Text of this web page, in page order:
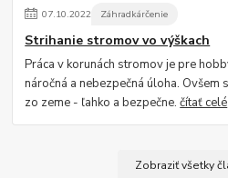
07.10.2022 Záhradkárčenie
Strihanie stromov vo výškach
Práca v korunách stromov je pre
náročná a nebezpečná úloha. Ovšem
zo zeme - ľahko a bezpečne.čítať celé
Zobraziť všetky